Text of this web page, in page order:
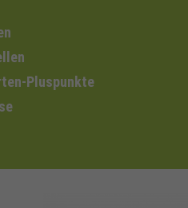
Pluspunkte